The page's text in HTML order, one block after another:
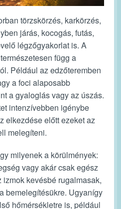
törzskörzés, karkörzés,
járás, kocogás, futás,
légzőgyakorlat is. A
függ a
Például az edzőteremben
a foci alaposabb
a gyaloglás vagy az úszás.
intenzívebben igénybe
elkezdése előtt ezeket az
melegíteni.
milyenek a körülmények:
vagy akár csak egész
kevésbé rugalmasak,
bemelegítésükre. Ugyanígy
hőmérsékletre is, például